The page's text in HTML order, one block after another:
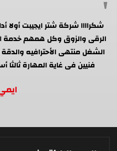
شكراااا شركة شتر ايجيبت
الرقى والزوق وكل همهم خدمة
الشغل منتهى الأحترافيه
فنيين فى غاية المهارة